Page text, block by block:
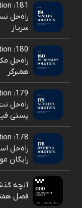
راه‌حل
سرباز
راه‌حل
همبرگر
راه‌حل
پستی
راه‌حل
رایگان
آنچه
فصل